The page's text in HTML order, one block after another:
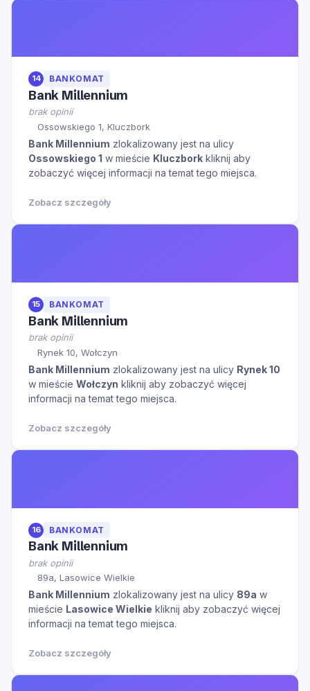
14 BANKOMAT
Bank Millennium
brak opinii
Ossowskiego 1, Kluczbork
Bank Millennium zlokalizowany jest na ulicy
Ossowskiego 1 w mieście Kluczbork kliknij aby
zobaczyć więcej informacji na temat tego miejsca.
Zobacz szczegóły
15 BANKOMAT
Bank Millennium
brak opinii
Rynek 10, Wołczyn
Bank Millennium zlokalizowany jest na ulicy Rynek 10
w mieście Wołczyn kliknij aby zobaczyć więcej
informacji na temat tego miejsca.
Zobacz szczegóły
16 BANKOMAT
Bank Millennium
brak opinii
89a, Lasowice Wielkie
Bank Millennium zlokalizowany jest na ulicy 89a w
mieście Lasowice Wielkie kliknij aby zobaczyć więcej
informacji na temat tego miejsca.
Zobacz szczegóły